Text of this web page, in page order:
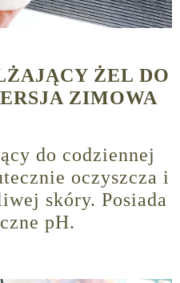
ŻEL DO
ZIMOWA
do codziennej
oczyszcza i
skóry. Posiada
pH.